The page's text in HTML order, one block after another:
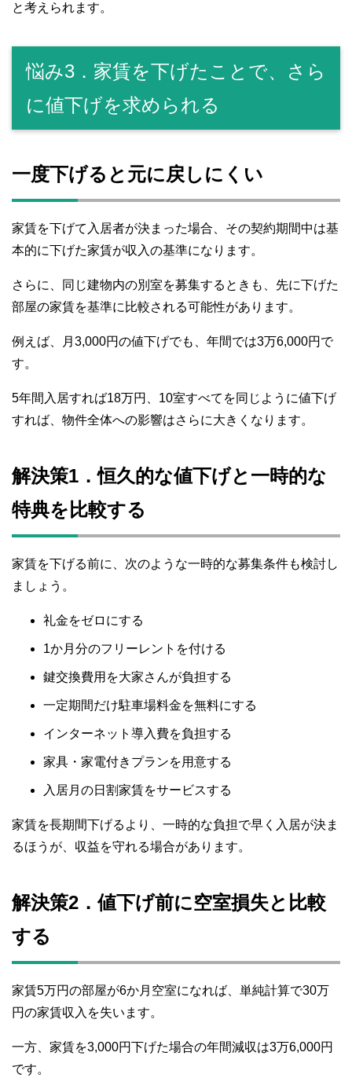
と考えられます。
悩み3．家賃を下げたことで、さら
に値下げを求められる
一度下げると元に戻しにくい
家賃を下げて入居者が決まった場合、その契約期間中は基
本的に下げた家賃が収入の基準になります。
さらに、同じ建物内の別室を募集するときも、先に下げた
部屋の家賃を基準に比較される可能性があります。
例えば、月3,000円の値下げでも、年間では3万6,000円で
す。
5年間入居すれば18万円、10室すべてを同じように値下げ
すれば、物件全体への影響はさらに大きくなります。
解決策1．恒久的な値下げと一時的な
特典を比較する
家賃を下げる前に、次のような一時的な募集条件も検討し
ましょう。
礼金をゼロにする
1か月分のフリーレントを付ける
鍵交換費用を大家さんが負担する
一定期間だけ駐車場料金を無料にする
インターネット導入費を負担する
家具・家電付きプランを用意する
入居月の日割家賃をサービスする
家賃を長期間下げるより、一時的な負担で早く入居が決ま
るほうが、収益を守れる場合があります。
解決策2．値下げ前に空室損失と比較
する
家賃5万円の部屋が6か月空室になれば、単純計算で30万
円の家賃収入を失います。
一方、家賃を3,000円下げた場合の年間減収は3万6,000円
です。